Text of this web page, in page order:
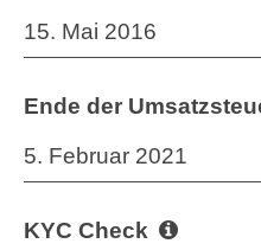
15. Mai 2016
Ende der
5. Februar 2021
KYC Check